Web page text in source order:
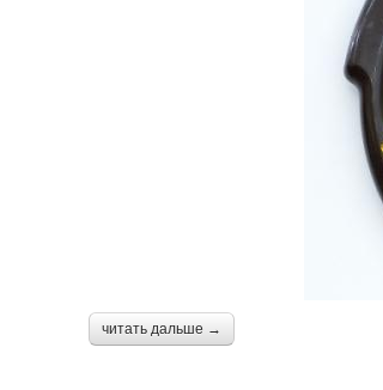
читать дальше →